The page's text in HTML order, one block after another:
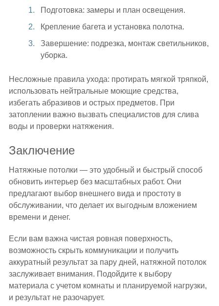
Подготовка: замеры и план освещения.
Крепление багета и установка полотна.
Завершение: подрезка, монтаж светильников,
уборка.
Несложные правила ухода: протирать мягкой тряпкой,
использовать нейтральные моющие средства,
избегать абразивов и острых предметов. При
затоплении важно вызвать специалистов для слива
воды и проверки натяжения.
Заключение
Натяжные потолки — это удобный и быстрый способ
обновить интерьер без масштабных работ. Они
предлагают выбор внешнего вида и простоту в
обслуживании, что делает их выгодным вложением
времени и денег.
Если вам важна чистая ровная поверхность,
возможность скрыть коммуникации и получить
аккуратный результат за пару дней, натяжной потолок
заслуживает внимания. Подойдите к выбору
материала с учетом комнаты и планируемой нагрузки,
и результат не разочарует.